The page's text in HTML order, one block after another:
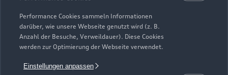
Performance Cookies sammeln Informationen
darüber, wie unsere Webseite genutzt wird (z. B.
Anzahl der Besuche, Verweildauer). Diese Cookies
werden zur Optimierung der Webseite verwendet.
Einstellungen anpassen
Elektromodelle
Plug-in-Hybride
Neuwagensuche
Gebrauchtwagensuche
Service & Zubehör
Saisonale Angebote
Audi Services
Support
Über Audi